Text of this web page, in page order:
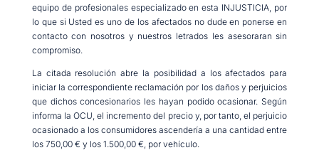
equipo de profesionales especializado en esta INJUSTICIA, por
lo que si Usted es uno de los afectados no dude en ponerse en
contacto con nosotros y nuestros letrados les asesoraran sin
compromiso.
La citada resolución abre la posibilidad a los afectados para
iniciar la correspondiente reclamación por los daños y perjuicios
que dichos concesionarios les hayan podido ocasionar. Según
informa la OCU, el incremento del precio y, por tanto, el perjuicio
ocasionado a los consumidores ascendería a una cantidad entre
los 750,00 € y los 1.500,00 €, por vehículo.